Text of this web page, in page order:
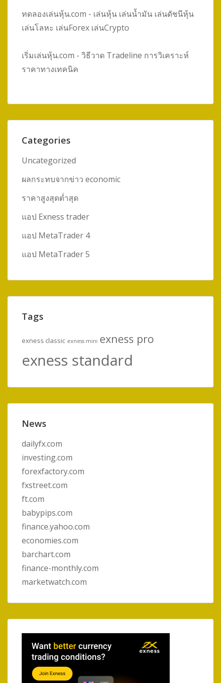
ทดลองเล่นหุ้น.com - เล่นหุ้น เล่นน้ำมัน เล่นดัชนีหุ้น
เล่นโลหะ เล่นForex เล่นCrypto
เริ่มเล่นหุ้น.com - วิธีวาด Tradeline การวิเคราะห์
ราคาทางเทคนิค
Categories
Uncategorized
ผลกระทบจากข่าว economic
ราคาสูงสุดต่ำสุด
แอป Exness trader
แอป MetaTrader 4
แอป MetaTrader 5
Tags
exness classic exness mini exness pro
exness standard
News
dailyfx.com
investing.com
forexfactory.com
fxstreet.com
ft.com
babypips.com
finance.yahoo.com
economies.com
barchart.com
finance-monthly.com
marketwatch.com